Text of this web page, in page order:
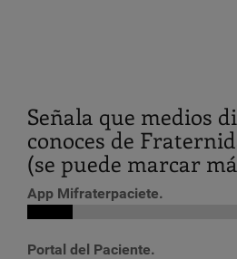
Señala que medios
conoces de
(se puede marcar
App Mifraterpaciete.
Portal del Paciente.